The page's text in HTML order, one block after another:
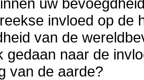
invloed op de
van de
gedaan naar de
van de aarde?